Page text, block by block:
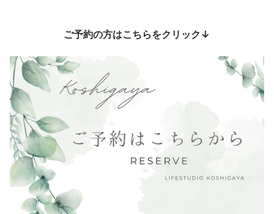
ご予約の方はこちらをクリック↓